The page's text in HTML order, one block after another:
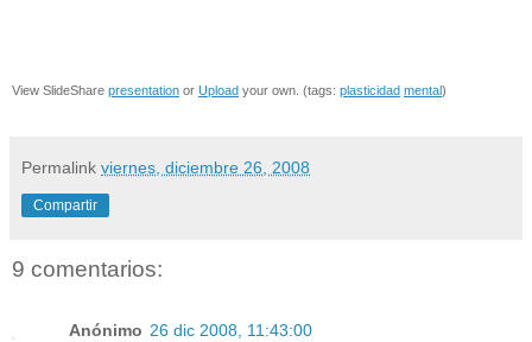
View SlideShare presentation or Upload your own. (tags: plasticidad mental)
Permalink viernes, diciembre 26, 2008
Compartir
9 comentarios:
Anónimo 26 dic 2008, 11:43:00